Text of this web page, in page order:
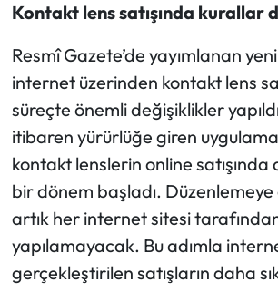
Kontakt lens satışında kurallar
Resmî Gazete’de yayımlanan
internet üzerinden kontakt lens
süreçte önemli değişiklikler
itibaren yürürlüğe giren
kontakt lenslerin online
bir dönem başladı. Düzenlemeye
artık her internet sitesi
yapılamayacak. Bu adımla
gerçekleştirilen satışların daha